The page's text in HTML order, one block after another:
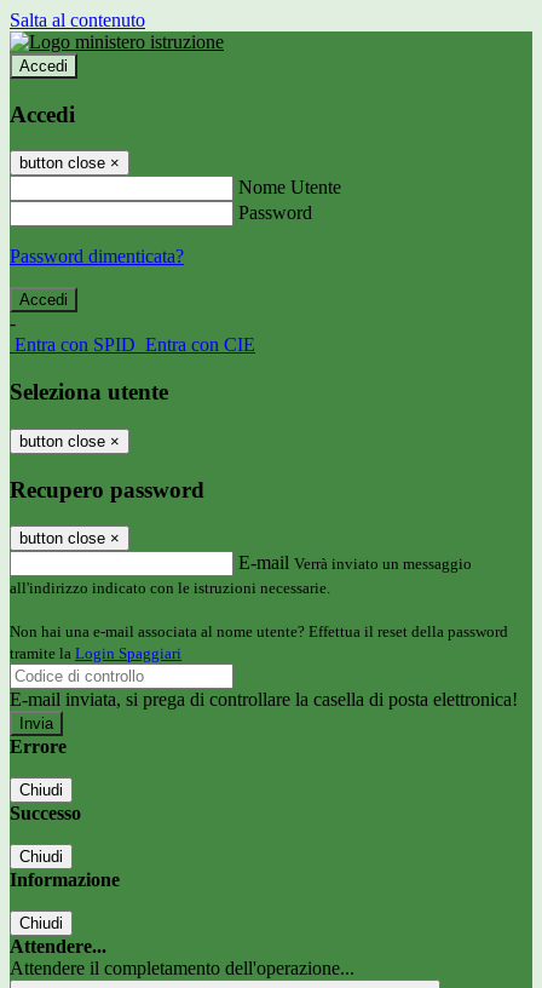
Salta al contenuto
Accedi
Accedi
button close ×
Nome Utente
Password
Password dimenticata?
-
Entra con SPID Entra con CIE
Seleziona utente
button close ×
Recupero password
button close ×
E-mail Verrà inviato un messaggio
all'indirizzo indicato con le istruzioni necessarie.
Non hai una e-mail associata al nome utente? Effettua il reset della password
tramite la Login Spaggiari
E-mail inviata, si prega di controllare la casella di posta elettronica!
Errore
Chiudi
Successo
Chiudi
Informazione
Chiudi
Attendere...
Attendere il completamento dell'operazione...